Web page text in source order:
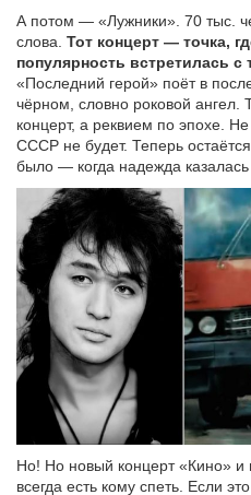
А потом — «Лужники». 70 тыс.
слова. Тот концерт — точка,
популярность встретилась с
«Последний герой» поёт в
чёрном, словно роковой
концерт, а реквием по эпохе.
СССР не будет. Теперь
было — когда надежда казалась
Но! Но новый концерт «Кино»
всегда есть кому спеть. Если